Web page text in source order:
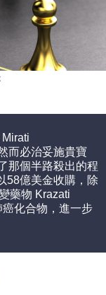
而必治妥施貴寶
那個半路殺出的程
58億美金收購，除
藥物 Krazati
化合物，進一步